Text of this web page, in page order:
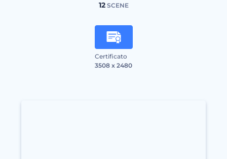
12SCENE
Certificato
3508 x 2480